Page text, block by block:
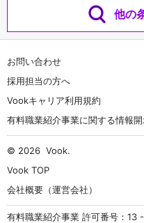
他の
お問い合わせ
採用担当の方へ
Vookキャリア利用規約
有料職業紹介事業に関する情報
© 2026 Vook.
Vook TOP
会社概要（運営会社）
有料職業紹介事業 許可番号：13